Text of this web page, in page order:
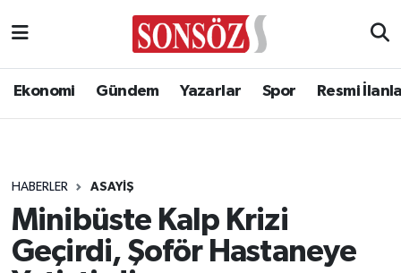
Ekonomi Gündem Yazarlar Spor Resmi
HABERLER ASAYIŞ
Minibüste Kalp Krizi
Geçirdi, Şoför Hastaneye